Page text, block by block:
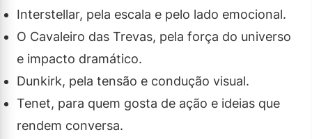
Interstellar, pela escala e pelo lado emocional.
O Cavaleiro das Trevas, pela força do universo
e impacto dramático.
Dunkirk, pela tensão e condução visual.
Tenet, para quem gosta de ação e ideias que
rendem conversa.